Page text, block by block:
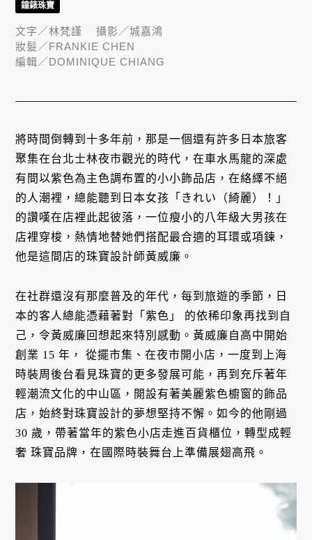
將時間倒轉到十多年前，那是一個還有許多日本旅客
聚集在台北士林夜市觀光的時代，在車水馬龍的深處
有間以紫色為主色調布置的小小飾品店，在絡繹不絕
的人潮裡，總能聽到日本女孩「きれい（綺麗）！」
的讚嘆在店裡此起彼落，一位瘦小的八年級大男孩在
店裡穿梭，熱情地替她們搭配最合適的耳環或項鍊，
他是這間店的珠寶設計師黃威廉。
在社群還沒有那麼普及的年代，每到旅遊的季節，日
本的客人總能憑藉著對「紫色」 的依稀印象再找到自
己，令黃威廉回想起來特別感動。黃威廉自高中開始
創業 15 年， 從擺市集、在夜市開小店，一度到上海
時裝周後台看見珠寶的更多發展可能，再到充斥著年
輕潮流文化的中山區，開設有著美麗紫色櫥窗的飾品
店，始終對珠寶設計的夢想堅持不懈。如今的他剛過
30 歲，帶著當年的紫色小店走進百貨櫃位，轉型成輕
奢 珠寶品牌，在國際時裝舞台上準備展翅高飛。
鐘錶珠寶
文字／林梵謹 攝影／城嘉鴻
妝髮／FRANKIE CHEN
編輯／DOMINIQUE CHIANG